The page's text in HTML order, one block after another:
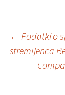
Post
← Podatki o
stremljenca